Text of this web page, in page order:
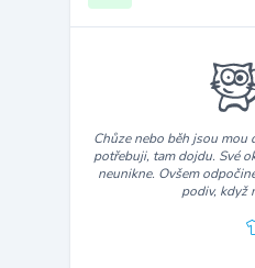
Chůze nebo běh jsou
potřebuji, tam dojdu. Své
neunikne. Ovšem
podiv, když